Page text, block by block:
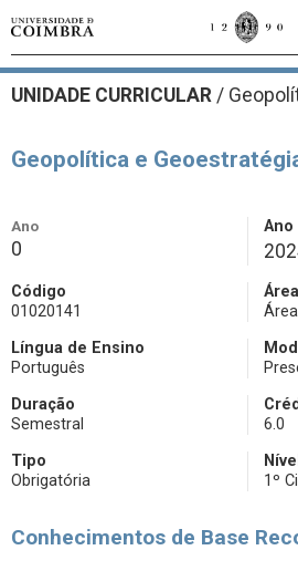
UNIDADE CURRICULAR /
Geopolítica e
Ano
0
Ano
Código
01020141
Língua de Ensino
Português
Duração
Semestral
6.0
Tipo
Obrigatória
Nível
1º
Conhecimentos de Base